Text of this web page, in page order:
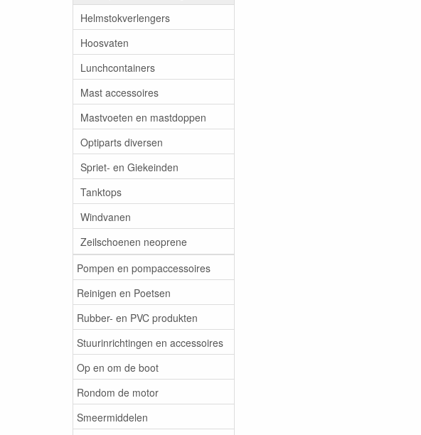
Helmstokverlengers
Hoosvaten
Lunchcontainers
Mast accessoires
Mastvoeten en mastdoppen
Optiparts diversen
Spriet- en Giekeinden
Tanktops
Windvanen
Zeilschoenen neoprene
Pompen en pompaccessoires
Reinigen en Poetsen
Rubber- en PVC produkten
Stuurinrichtingen en accessoires
Op en om de boot
Rondom de motor
Smeermiddelen